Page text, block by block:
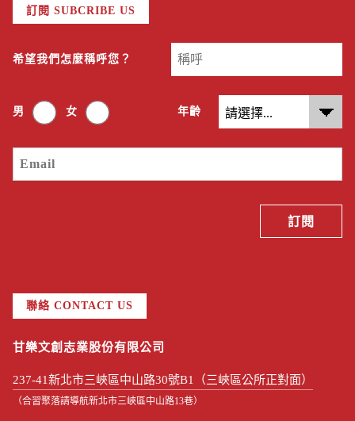
訂閱 SUBCRIBE US
希望我們怎麼稱呼您？
男 女 年齡
聯絡 CONTACT US
甘樂文創志業股份有限公司
237-41新北市三峽區中山路30號B1（三峽區公所正對面）
（合習聚落請導航新北市三峽區中山路13巷）